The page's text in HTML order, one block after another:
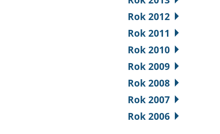
Rok 2012
Rok 2011
Rok 2010
Rok 2009
Rok 2008
Rok 2007
Rok 2006